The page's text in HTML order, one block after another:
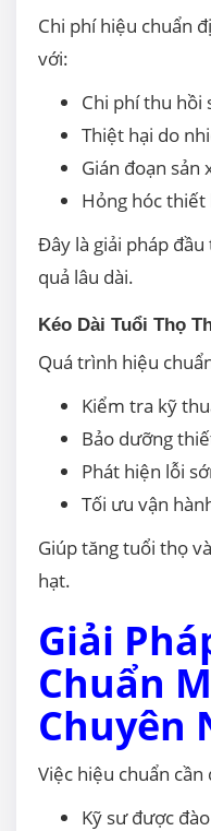
Chi phí hiệu chuẩn
với:
Chi phí thu hồi
Thiệt hại do
Gián đoạn sản
Hỏng hóc thiết
Đây là giải pháp
quả lâu dài.
Kéo Dài Tuổi Thọ
Quá trình hiệu
Kiểm tra kỹ
Bảo dưỡng
Phát hiện lỗi
Tối ưu vận
Giúp tăng tuổi thọ
hạt.
Giải
Chuẩn
Chuyên
Việc hiệu chuẩn
Kỹ sư được